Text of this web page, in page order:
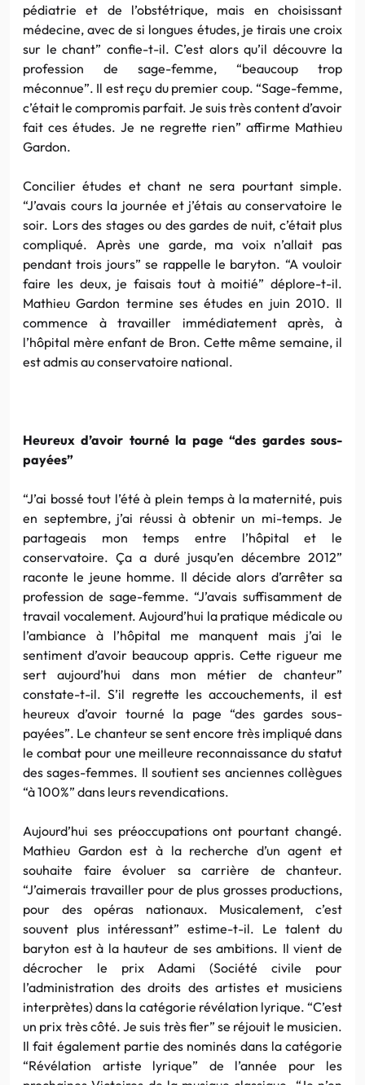
pédiatrie et de l’obstétrique, mais en choisissant
médecine, avec de si longues études, je tirais une croix
sur le chant” confie-t-il. C’est alors qu’il découvre la
profession de sage-femme, “beaucoup trop
méconnue”. Il est reçu du premier coup. “Sage-femme,
c’était le compromis parfait. Je suis très content d’avoir
fait ces études. Je ne regrette rien” affirme Mathieu
Gardon.
Concilier études et chant ne sera pourtant simple.
“J’avais cours la journée et j’étais au conservatoire le
soir. Lors des stages ou des gardes de nuit, c’était plus
compliqué. Après une garde, ma voix n’allait pas
pendant trois jours” se rappelle le baryton. “A vouloir
faire les deux, je faisais tout à moitié” déplore-t-il.
Mathieu Gardon termine ses études en juin 2010. Il
commence à travailler immédiatement après, à
l’hôpital mère enfant de Bron. Cette même semaine, il
est admis au conservatoire national.
Heureux d’avoir tourné la page “des gardes sous-
payées”
“J’ai bossé tout l’été à plein temps à la maternité, puis
en septembre, j’ai réussi à obtenir un mi-temps. Je
partageais mon temps entre l’hôpital et le
conservatoire. Ça a duré jusqu’en décembre 2012”
raconte le jeune homme. Il décide alors d’arrêter sa
profession de sage-femme. “J’avais suffisamment de
travail vocalement. Aujourd’hui la pratique médicale ou
l’ambiance à l’hôpital me manquent mais j’ai le
sentiment d’avoir beaucoup appris. Cette rigueur me
sert aujourd’hui dans mon métier de chanteur”
constate-t-il. S’il regrette les accouchements, il est
heureux d’avoir tourné la page “des gardes sous-
payées”. Le chanteur se sent encore très impliqué dans
le combat pour une meilleure reconnaissance du statut
des sages-femmes. Il soutient ses anciennes collègues
“à 100%” dans leurs revendications.
Aujourd’hui ses préoccupations ont pourtant changé.
Mathieu Gardon est à la recherche d’un agent et
souhaite faire évoluer sa carrière de chanteur.
“J’aimerais travailler pour de plus grosses productions,
pour des opéras nationaux. Musicalement, c’est
souvent plus intéressant” estime-t-il. Le talent du
baryton est à la hauteur de ses ambitions. Il vient de
décrocher le prix Adami (Société civile pour
l’administration des droits des artistes et musiciens
interprètes) dans la catégorie révélation lyrique. “C’est
un prix très côté. Je suis très fier” se réjouit le musicien.
Il fait également partie des nominés dans la catégorie
“Révélation artiste lyrique” de l’année pour les